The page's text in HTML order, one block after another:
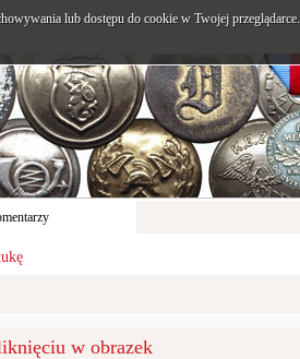
w obrazek
lub dostępu do cookie w Twojej przeglądarce.